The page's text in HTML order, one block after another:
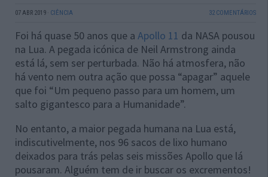
07 ABR 2019 · CIÊNCIA 32 COMENTÁRIOS
Foi há quase 50 anos que a Apollo 11 da NASA pousou
na Lua. A pegada icónica de Neil Armstrong ainda
está lá, sem ser perturbada. Não há atmosfera, não
há vento nem outra ação que possa “apagar” aquele
que foi “Um pequeno passo para um homem, um
salto gigantesco para a Humanidade”.
No entanto, a maior pegada humana na Lua está,
indiscutivelmente, nos 96 sacos de lixo humano
deixados para trás pelas seis missões Apollo que lá
pousaram. Alguém tem de ir buscar os excrementos!